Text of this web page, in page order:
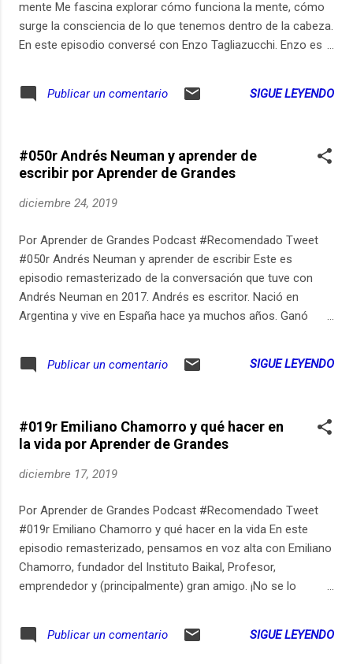
mente Me fascina explorar cómo funciona la mente, cómo
surge la consciencia de lo que tenemos dentro de la cabeza.
En este episodio conversé con Enzo Tagliazucchi. Enzo es
Departamento de Física de la UBA. Le pregunté cómo los
psicodélicos nos ayudan a entender cómo funciona nuestra
inscripción para la Experiencia Aprender de Grandes, tiempo
de conocernos. Si quieren seguir aprendiendo durante toda
la vida: http://bit.ly/ExperienciaADG-FAQ. Pueden ver los links
suscribirse al newsletter de Aprender de Grandes en
https://ift.tt/2KWCm7w Aprender de Grandes está disponible
en... Youtube: http://youtube.com/AprenderdeGrandes
Spotify: http://b...
Publicar un comentario SIGUE LEYENDO
#050r Andrés Neuman y aprender de
escribir por Aprender de Grandes
diciembre 24, 2019
Por Aprender de Grandes Podcast #Recomendado Tweet
#050r Andrés Neuman y aprender de escribir Este es
episodio remasterizado de la conversación que tuve con
Andrés Neuman en 2017. Andrés es escritor. Nació en
Argentina y vive en España hace ya muchos años. Ganó
vida dedicada a escribir y leer, el proceso creativo, las
Garbulsky y quiero que juntos aprendamos durante toda la
vida. Está abierta la inscripción para la Experiencia Aprender
de Grandes, tiempo de conocernos. Si quieren seguir
http://bit.ly/ExperienciaADG-d. Pueden ver los links relevantes
de este episodio en https://ift.tt/2Zv9J61 Pueden suscribirse
al newsletter de Aprender de Grandes en
https://ift.tt/2KWCm7w Aprender de Grandes está disponible
en... Yout...
Publicar un comentario SIGUE LEYENDO
#019r Emiliano Chamorro y qué hacer en
la vida por Aprender de Grandes
diciembre 17, 2019
Por Aprender de Grandes Podcast #Recomendado Tweet
#019r Emiliano Chamorro y qué hacer en la vida En este
episodio remasterizado, pensamos en voz alta con Emiliano
Chamorro, fundador del Instituto Baikal, Profesor,
emprendedor y (principalmente) gran amigo. ¡No se lo
aprendamos durante toda la vida. Está abierta la inscripción
para la Experiencia Aprender de Grandes, tiempo de
Publicar un comentario SIGUE LEYENDO